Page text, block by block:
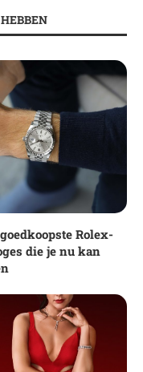
Rolex-
die je nu kan